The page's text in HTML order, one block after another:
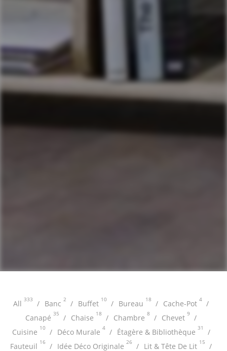
All 333 Banc 2 Buffet 10 Bureau 18 Cache-Pot 4
Canapé 35 Chaise 18 Chambre 8 Chevet 9
Cuisine 10 Déco Murale 4 Étagère & Bibliothèque 31
Fauteuil 16 Idée Déco Originale 26 Lit & Tête De Lit 15